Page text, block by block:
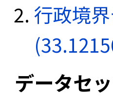
行政境
データセ